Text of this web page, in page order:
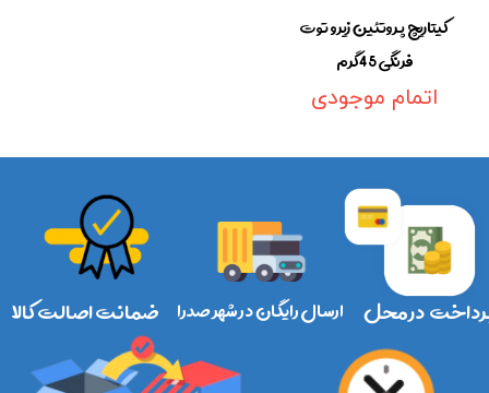
کیتاریچ پروتئین زیرو توت
فرنگی 45گرم
اتمام موجودی
ارسال رایگان در شهر صدرا در محل ضمانت اصالت کالا